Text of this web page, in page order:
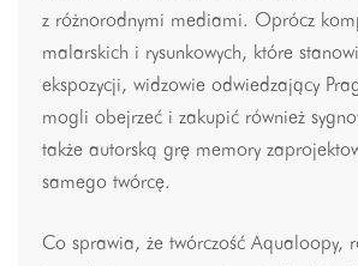
z różnorodnymi mediami. Oprócz
malarskich i rysunkowych, które
ekspozycji, widzowie odwiedzający
mogli obejrzeć i zakupić również
także autorską grę memory
samego twórcę.
Co sprawia, że twórczość Aqualoopy,